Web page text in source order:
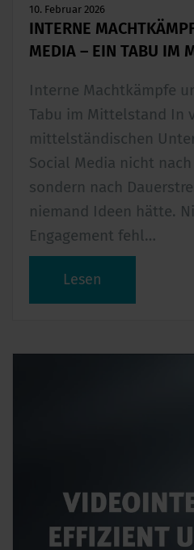
10. Februar 2026
INTERNE
MEDIA – EIN TABU IM
Interne Machtkämpfe
Tabu im Mittelstand In
mittelständischen
Social Media nicht
sondern nach
niemand Ideen hätte.
Engagement fehl…
Lesen